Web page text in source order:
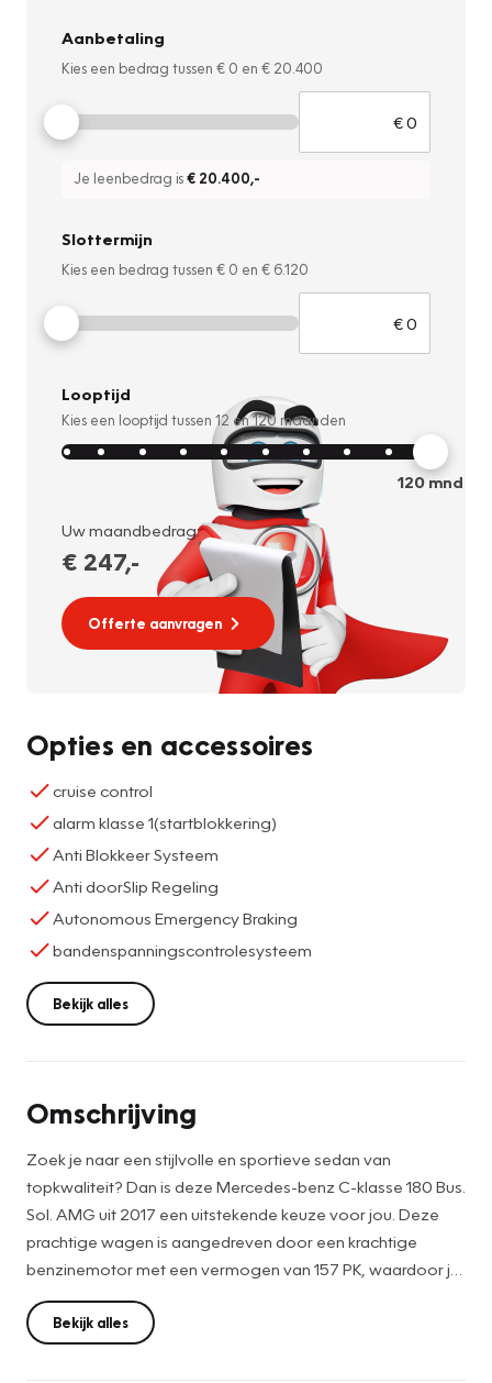
Aanbetaling
Kies een bedrag tussen € 0 en € 20.400
Je leenbedrag is€ 20.400,-
Slottermijn
Kies een bedrag tussen € 0 en € 6.120
Looptijd
Kies een looptijd tussen 12 en120 maanden
120mnd
Uw maandbedrag:
€ 247,-
Offerte aanvragen
Opties en accessoires
cruise control
alarm klasse 1(startblokkering)
Anti Blokkeer Systeem
Anti doorSlip Regeling
Autonomous Emergency Braking
bandenspanningscontrolesysteem
Bekijk alles
Omschrijving
Zoek je naar een stijlvolle en sportieve sedan van
topkwaliteit? Dan is deze Mercedes-benz C-klasse 180 Bus.
Sol. AMG uit 2017 een uitstekende keuze voor jou. Deze
prachtige wagen is aangedreven door een krachtige
benzinemotor met een vermogen van 157 PK, waardoor je
altijd een prestatiegerichte rijervaring zult beleven. Met een
kilometerstand van 131557 op de teller is deze auto nog in
topconditie en klaar voor vele kilometers rijplezier.
Bekijk alles